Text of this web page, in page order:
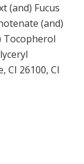
(and) Fucus
(and)
Tocopherol
CI 26100, CI